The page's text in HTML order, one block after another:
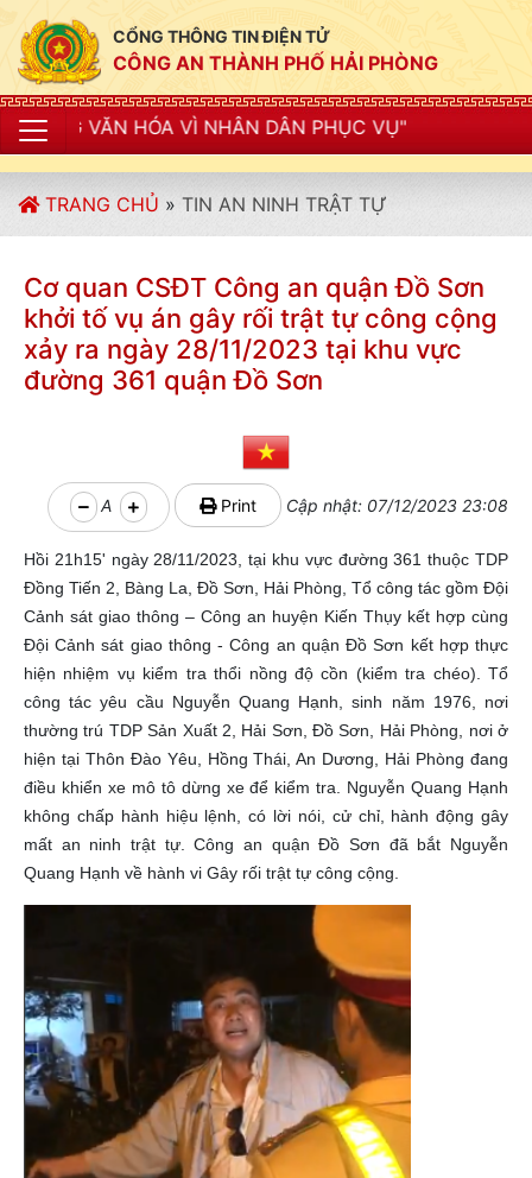
CỔNG THÔNG TIN ĐIỆN TỬ
CÔNG AN THÀNH PHỐ HẢI PHÒNG
VÌ NHÂN DÂN PHỤC VỤ"
TRANG CHỦ » TIN AN NINH TRẬT TỰ
Cơ quan CSĐT Công an quận Đồ Sơn
khởi tố vụ án gây rối trật tự công cộng
xảy ra ngày 28/11/2023 tại khu vực
đường 361 quận Đồ Sơn
A Print Cập nhật: 07/12/2023 23:08
Hồi 21h15' ngày 28/11/2023, tại khu vực đường 361 thuộc TDP
Đồng Tiến 2, Bàng La, Đồ Sơn, Hải Phòng, Tổ công tác gồm Đội
Cảnh sát giao thông – Công an huyện Kiến Thụy kết hợp cùng
Đội Cảnh sát giao thông - Công an quận Đồ Sơn kết hợp thực
hiện nhiệm vụ kiểm tra thổi nồng độ cồn (kiểm tra chéo). Tổ
công tác yêu cầu Nguyễn Quang Hạnh, sinh năm 1976, nơi
thường trú TDP Sản Xuất 2, Hải Sơn, Đồ Sơn, Hải Phòng, nơi ở
hiện tại Thôn Đào Yêu, Hồng Thái, An Dương, Hải Phòng đang
điều khiển xe mô tô dừng xe để kiểm tra. Nguyễn Quang Hạnh
không chấp hành hiệu lệnh, có lời nói, cử chỉ, hành động gây
mất an ninh trật tự. Công an quận Đồ Sơn đã bắt Nguyễn
Quang Hạnh về hành vi Gây rối trật tự công cộng.